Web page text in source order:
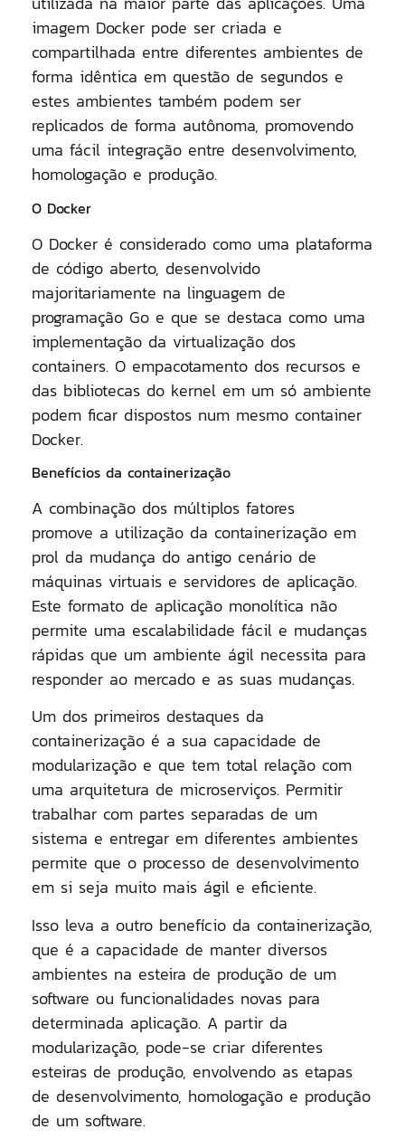
imagem Docker pode ser criada e
compartilhada entre diferentes ambientes de
forma idêntica em questão de segundos e
estes ambientes também podem ser
replicados de forma autônoma, promovendo
uma fácil integração entre desenvolvimento,
homologação e produção.
O Docker
O Docker é considerado como uma plataforma
de código aberto, desenvolvido
majoritariamente na linguagem de
programação Go e que se destaca como uma
implementação da virtualização dos
containers. O empacotamento dos recursos e
das bibliotecas do kernel em um só ambiente
podem ficar dispostos num mesmo container
Docker.
Benefícios da containerização
A combinação dos múltiplos fatores
promove a utilização da containerização em
prol da mudança do antigo cenário de
máquinas virtuais e servidores de aplicação.
Este formato de aplicação monolítica não
permite uma escalabilidade fácil e mudanças
rápidas que um ambiente ágil necessita para
responder ao mercado e as suas mudanças.
Um dos primeiros destaques da
containerização é a sua capacidade de
modularização e que tem total relação com
uma arquitetura de microserviços. Permitir
trabalhar com partes separadas de um
sistema e entregar em diferentes ambientes
permite que o processo de desenvolvimento
em si seja muito mais ágil e eficiente.
Isso leva a outro benefício da containerização,
que é a capacidade de manter diversos
ambientes na esteira de produção de um
software ou funcionalidades novas para
determinada aplicação. A partir da
modularização, pode-se criar diferentes
esteiras de produção, envolvendo as etapas
de desenvolvimento, homologação e produção
de um software.